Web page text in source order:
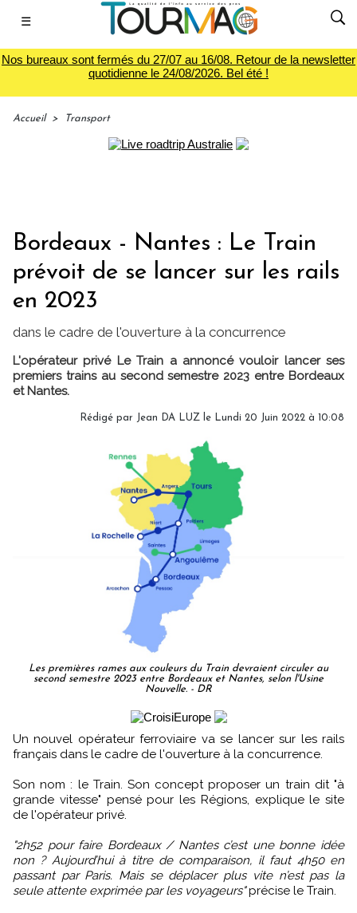
☰
Nos bureaux sont fermés du 27/07 au 16/08. Retour de la newsletter
quotidienne le 24/08/2026. Bel été !
Accueil > Transport
Bordeaux - Nantes : Le Train
prévoit de se lancer sur les rails
en 2023
dans le cadre de l'ouverture à la concurrence
L'opérateur privé Le Train a annoncé vouloir lancer ses
premiers trains au second semestre 2023 entre Bordeaux
et Nantes.
Rédigé par Jean DA LUZ le Lundi 20 Juin 2022 à 10:08
Les premières rames aux couleurs du Train devraient circuler au
second semestre 2023 entre Bordeaux et Nantes, selon l'Usine
Nouvelle. - DR
Un nouvel opérateur ferroviaire va se lancer sur les rails
français dans le cadre de l'ouverture à la concurrence.
Son nom : le Train. Son concept proposer un train dit "à
grande vitesse" pensé pour les Régions, explique le site
de l'opérateur privé.
"2h52 pour faire Bordeaux / Nantes c’est une bonne idée
non ? Aujourd’hui à titre de comparaison, il faut 4h50 en
passant par Paris. Mais se déplacer plus vite n’est pas la
seule attente exprimée par les voyageurs"précise le Train.